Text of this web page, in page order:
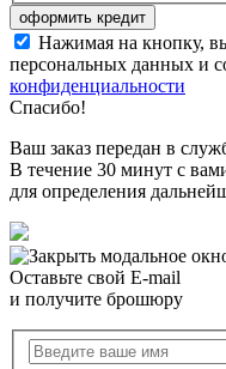
Нажимая на кнопку,
персональных данных и
конфиденциальности
Спасибо!
Ваш заказ передан в
В течение 30 минут с
для определения
Оставьте свой E-mail
и получите брошюру